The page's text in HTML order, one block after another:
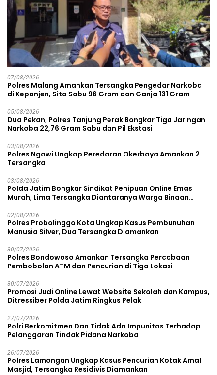
07/08/2026
Polres Malang Amankan Tersangka Pengedar Narkoba
di Kepanjen, Sita Sabu 96 Gram dan Ganja 131 Gram
05/08/2026
Dua Pekan, Polres Tanjung Perak Bongkar Tiga Jaringan
Narkoba 22,76 Gram Sabu dan Pil Ekstasi
03/08/2026
Polres Ngawi Ungkap Peredaran Okerbaya Amankan 2
Tersangka
03/08/2026
Polda Jatim Bongkar Sindikat Penipuan Online Emas
Murah, Lima Tersangka Diantaranya Warga Binaan
02/08/2026
Polres Probolinggo Kota Ungkap Kasus Pembunuhan
Manusia Silver, Dua Tersangka Diamankan
30/07/2026
Polres Bondowoso Amankan Tersangka Percobaan
Pembobolan ATM dan Pencurian di Tiga Lokasi
30/07/2026
Promosi Judi Online Lewat Website Sekolah dan Kampus,
Ditressiber Polda Jatim Ringkus Pelak
27/07/2026
Polri Berkomitmen Dan Tidak Ada Impunitas Terhadap
Pelanggaran Tindak Pidana Narkoba
26/07/2026
Polres Lamongan Ungkap Kasus Pencurian Kotak Amal
Masjid, Tersangka Residivis Diamankan